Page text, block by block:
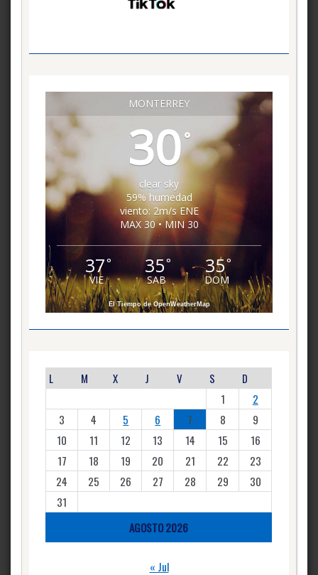
MONTERREY
30°
clear sky
59% humedad
viento: 2m/s ENE
MAX 30 • MIN 30
37°
VIE
35°
SAB
35°
DOM
El Tiempo de OpenWeatherMap
AGOSTO 2026
L M X J V S
D
1
2
3
4 5 6 7 8
9
10
11 12 13 14 15
16
17
18 19 20 21 22
23
24
25 26 27 28 29
30
31
« Jul